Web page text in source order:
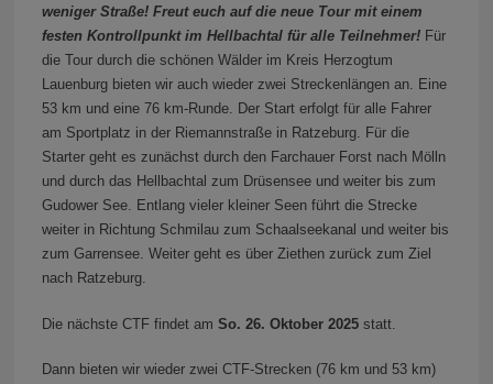
weniger Straße! Freut euch auf die neue Tour mit einem
festen Kontrollpunkt im Hellbachtal für alle Teilnehmer! Für
die Tour durch die schönen Wälder im Kreis Herzogtum
Lauenburg bieten wir auch wieder zwei Streckenlängen an. Eine
53 km und eine 76 km-Runde. Der Start erfolgt für alle Fahrer
am Sportplatz in der Riemannstraße in Ratzeburg. Für die
Starter geht es zunächst durch den Farchauer Forst nach Mölln
und durch das Hellbachtal zum Drüsensee und weiter bis zum
Gudower See. Entlang vieler kleiner Seen führt die Strecke
weiter in Richtung Schmilau zum Schaalseekanal und weiter bis
zum Garrensee. Weiter geht es über Ziethen zurück zum Ziel
nach Ratzeburg.
Die nächste CTF findet am So. 26. Oktober 2025statt.
Dann bieten wir wieder zwei CTF-Strecken (76 km und 53 km)